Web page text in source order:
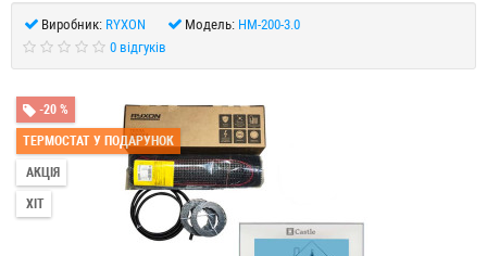
Виробник: RYXON Модель: HM-200-3.0
0 відгуків
-20 %
ТЕРМОСТАТ У ПОДАРУНОК
АКЦІЯ
ХІТ